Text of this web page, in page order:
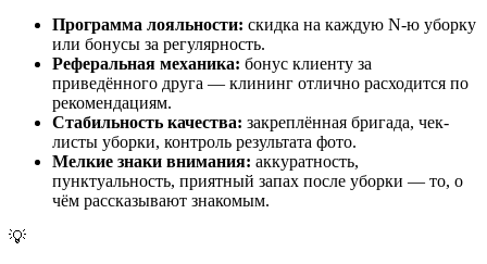
Программа лояльности: скидка на каждую N-ю уборку
или бонусы за регулярность.
Реферальная механика: бонус клиенту за
приведённого друга — клининг отлично расходится по
рекомендациям.
Стабильность качества: закреплённая бригада, чек-
листы уборки, контроль результата фото.
Мелкие знаки внимания: аккуратность,
пунктуальность, приятный запах после уборки — то, о
чём рассказывают знакомым.
💡